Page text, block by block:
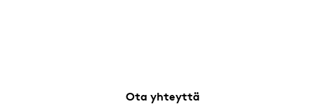
Ota yhteyttä